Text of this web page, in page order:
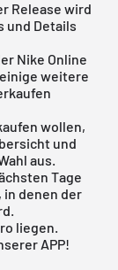
Release wird
und Details
Nike Online
weitere
wollen,
und
aus.
Tage
in denen der
liegen.
APP!